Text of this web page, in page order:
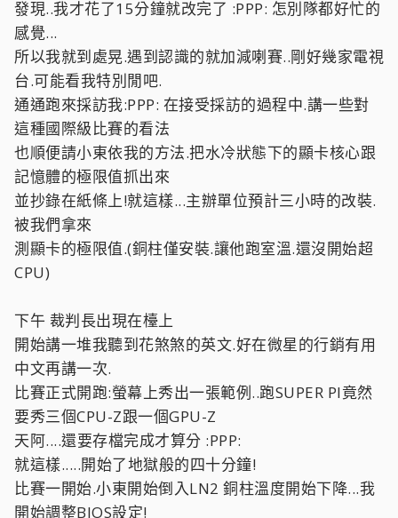
發現..我才花了15分鐘就改完了 :PPP: 怎別隊都好忙的
感覺...
所以我就到處晃.遇到認識的就加減喇賽..剛好幾家電視
台.可能看我特別閒吧.
通通跑來採訪我:PPP: 在接受採訪的過程中.講一些對
這種國際級比賽的看法
也順便請小東依我的方法.把水冷狀態下的顯卡核心跟
記憶體的極限值抓出來
並抄錄在紙條上!就這樣...主辦單位預計三小時的改裝.
被我們拿來
測顯卡的極限值.(銅柱僅安裝.讓他跑室溫.還沒開始超
CPU)
下午 裁判長出現在檯上
開始講一堆我聽到花煞煞的英文.好在微星的行銷有用
中文再講一次.
比賽正式開跑:螢幕上秀出一張範例..跑SUPER PI竟然
要秀三個CPU-Z跟一個GPU-Z
天阿....還要存檔完成才算分 :PPP:
就這樣.....開始了地獄般的四十分鐘!
比賽一開始.小東開始倒入LN2 銅柱溫度開始下降...我
開始調整BIOS設定!